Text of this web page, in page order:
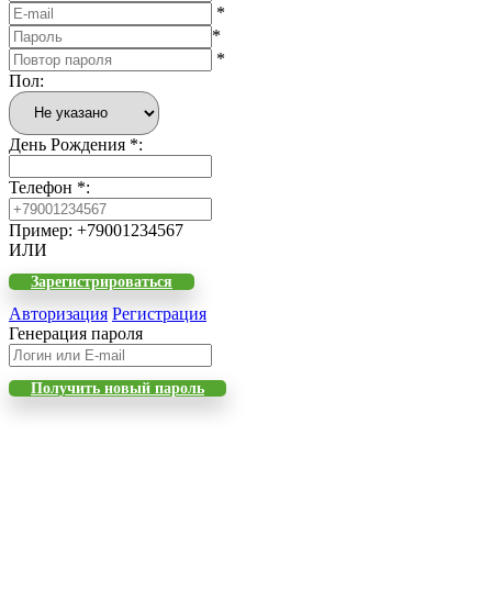
*
*
*
Пол:
День Рождения *:
Телефон *:
Пример: +79001234567
ИЛИ
Зарегистрироваться
Авторизация Регистрация
Генерация пароля
Получить новый пароль